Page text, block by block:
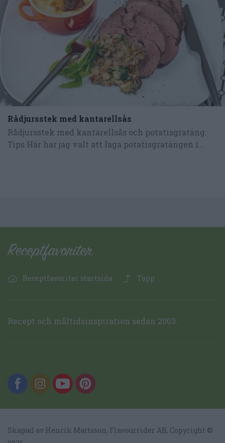
Rådjursstek med kantarellsås
Rådjursstek med kantarellsås och potatisgratäng.
Tips Här har jag valt att laga potatisgratängen i...
Receptfavoriter startsida Topp
Recept och måltidsinspiration sedan 2003.
Skapad av Henrik Mattsson, Flavourrider AB, Copyright ©